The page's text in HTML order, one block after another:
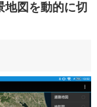
図を動的に切